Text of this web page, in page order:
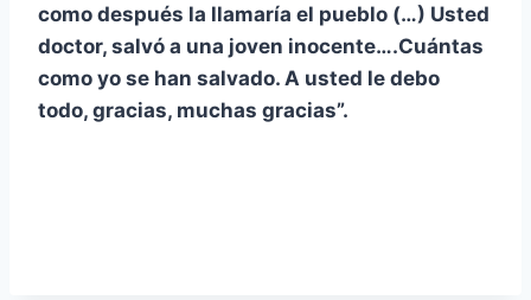
como después la llamaría el pueblo (…) Usted
doctor, salvó a una joven inocente….Cuántas
como yo se han salvado. A usted le debo
todo, gracias, muchas gracias”.